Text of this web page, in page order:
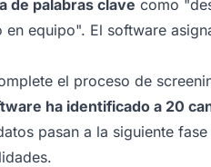
de palabras clave como
equipo". El software
el proceso de
ha identificado a 20
pasan a la siguiente